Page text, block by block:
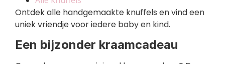
Ontdek alle handgemaakte knuffels en vind een
uniek vriendje voor iedere baby en kind.
Een bijzonder kraamcadeau